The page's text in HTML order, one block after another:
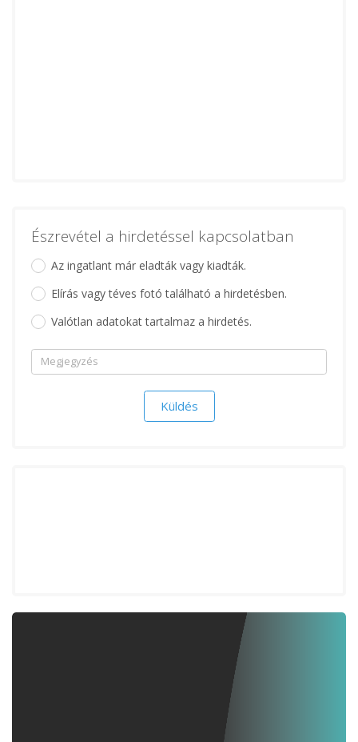
Észrevétel a hirdetéssel kapcsolatban
Az ingatlant már eladták vagy kiadták.
Elírás vagy téves fotó található a hirdetésben.
Valótlan adatokat tartalmaz a hirdetés.